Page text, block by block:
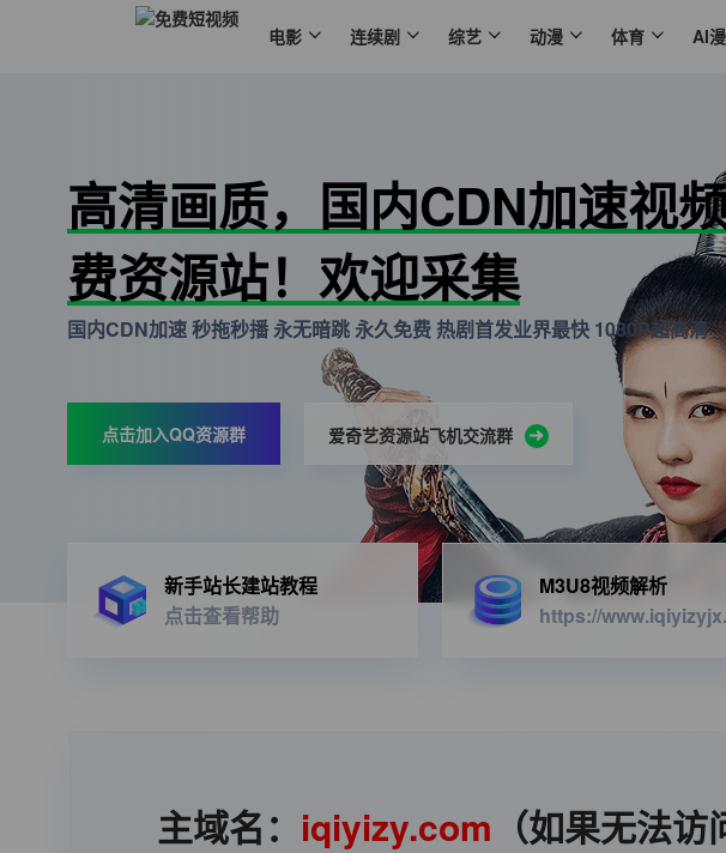
电影 连续剧 综艺 动漫 体育 AI
高清画质，国内CDN加速视
费资源站！欢迎采集
国内CDN加速 秒拖秒播 永无暗跳 永久免费 热剧首发业界最快 1080P超高清
点击加入QQ资源群 爱奇艺资源站飞机交流群
新手站长建站教程
点击查看帮助
M3U8视频解析
主域名： iqiyizy.com （如果无法